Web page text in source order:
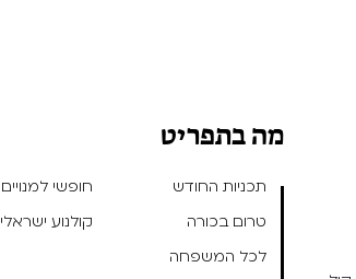
מה בתפריט
תכניות החודש
חופשי למנויים
טרום בכורה
קולנוע ישראלי
לכל המשפחה